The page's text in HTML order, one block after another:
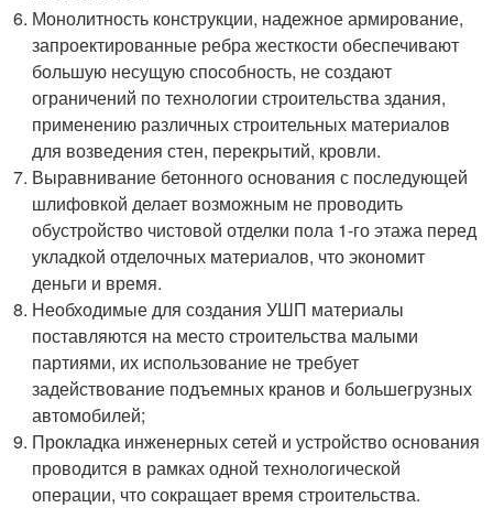
Монолитность конструкции, надежное армирование,
запроектированные ребра жесткости обеспечивают
большую несущую способность, не создают
ограничений по технологии строительства здания,
применению различных строительных материалов
для возведения стен, перекрытий, кровли.
Выравнивание бетонного основания с последующей
шлифовкой делает возможным не проводить
обустройство чистовой отделки пола 1-го этажа перед
укладкой отделочных материалов, что экономит
деньги и время.
Необходимые для создания УШП материалы
поставляются на место строительства малыми
партиями, их использование не требует
задействование подъемных кранов и большегрузных
автомобилей;
Прокладка инженерных сетей и устройство основания
проводится в рамках одной технологической
операции, что сокращает время строительства.